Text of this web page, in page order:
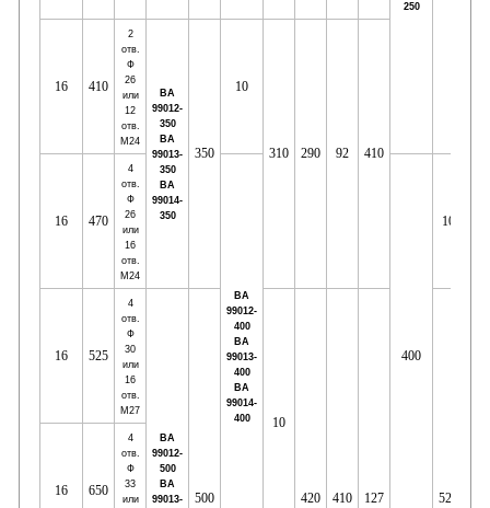
250
16 410
2
отв.
Ф
26
или
12
отв.
М24
ВА
99012-
350
ВА
99013-
350
ВА
99014-
350
350
10
310 290 92 410
16 470
4
отв.
Ф
26
или
16
отв.
М24
ВА
99012-
400
ВА
99013-
400
ВА
99014-
400
400
10
16 525
4
отв.
Ф
30
или
16
отв.
М27
ВА
99012-
500
ВА
99013-
500
10
420 410 127 520
16 650
4
отв.
Ф
33
или